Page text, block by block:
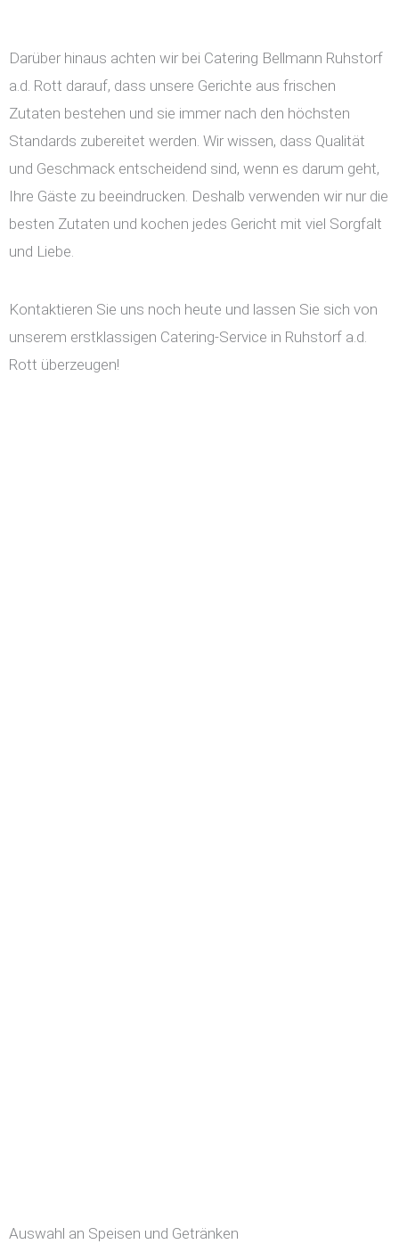
Darüber hinaus achten wir bei Catering Bellmann Ruhstorf
a.d. Rott darauf, dass unsere Gerichte aus frischen
Zutaten bestehen und sie immer nach den höchsten
Standards zubereitet werden. Wir wissen, dass Qualität
und Geschmack entscheidend sind, wenn es darum geht,
Ihre Gäste zu beeindrucken. Deshalb verwenden wir nur die
besten Zutaten und kochen jedes Gericht mit viel Sorgfalt
und Liebe.
Kontaktieren Sie uns noch heute und lassen Sie sich von
unserem erstklassigen Catering-Service in Ruhstorf a.d.
Rott überzeugen!
Auswahl an Speisen und Getränken